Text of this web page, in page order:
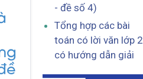
- đề số 4)
Tổng hợp các bài
toán có lời văn lớp 2
có hướng dẫn giải